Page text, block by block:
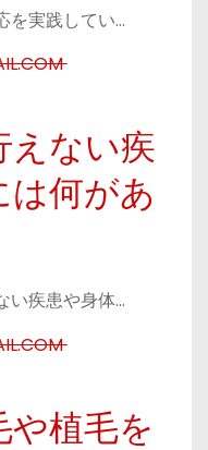
を実践してい…
えない疾
は何があ
い疾患や身体…
や植毛を